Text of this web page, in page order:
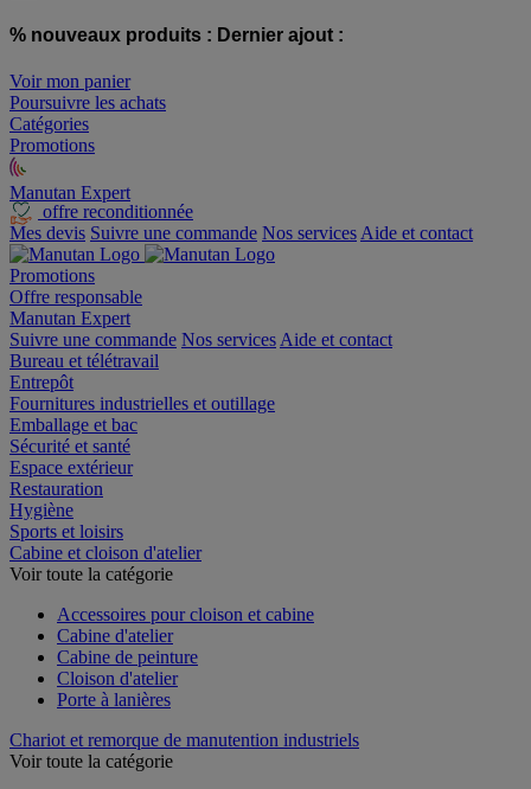
% nouveaux produits : Dernier ajout :
Voir mon panier
Poursuivre les achats
Catégories
Promotions
Manutan Expert
offre reconditionnée
Mes devis Suivre une commande Nos services Aide et contact
Promotions
Offre responsable
Manutan Expert
Suivre une commande Nos services Aide et contact
Bureau et télétravail
Entrepôt
Fournitures industrielles et outillage
Emballage et bac
Sécurité et santé
Espace extérieur
Restauration
Hygiène
Sports et loisirs
Cabine et cloison d'atelier
Voir toute la catégorie
Accessoires pour cloison et cabine
Cabine d'atelier
Cabine de peinture
Cloison d'atelier
Porte à lanières
Chariot et remorque de manutention industriels
Voir toute la catégorie